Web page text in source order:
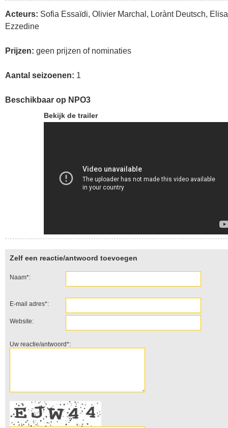
Acteurs: Sofia Essaïdi, Olivier Marchal, Lorànt Deutsch, Elisa
Ezzedine
Prijzen: geen prijzen of nominaties
Aantal seizoenen: 1
Beschikbaar op NPO3
Bekijk de trailer
Zelf een reactie/antwoord toevoegen
Naam*:
E-mail adres*:
Website:
Uw reactie/antwoord*: